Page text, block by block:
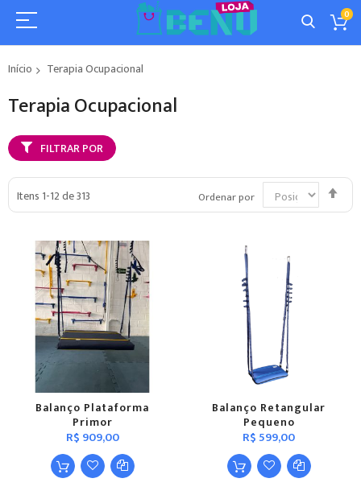
0
Início Terapia Ocupacional
Terapia Ocupacional
Itens 1-12de313 Ordenar por
Balanço Plataforma
Primor
R$ 909,00
Balanço Retangular
Pequeno
R$ 599,00
FILTRAR POR